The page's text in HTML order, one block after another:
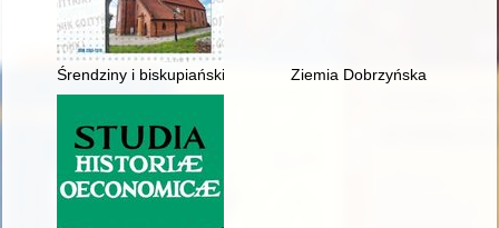
Śrendziny i biskupiańskie wesele Marty Drożdzyńskiej i
Ziemia Dobrzyńska